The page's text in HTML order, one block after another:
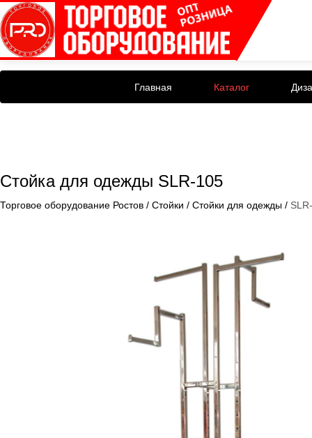
Главная Каталог
Стойка для одежды SLR-105
Торговое оборудование Ростов / Стойки / Стойки для одежды /